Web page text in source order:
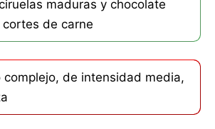
maduras y chocolate
cortes de carne
complejo, de intensidad media,